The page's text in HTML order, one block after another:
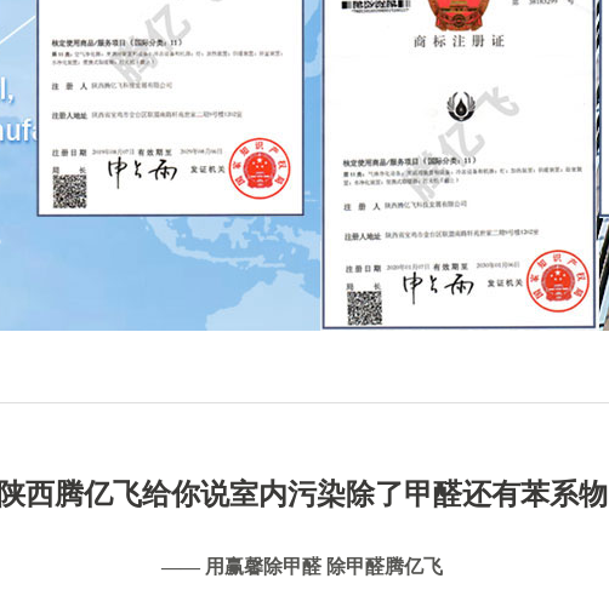
陕西腾亿飞给你说室内污染除了甲醛还有苯系物
—— 用赢馨除甲醛 除甲醛腾亿飞